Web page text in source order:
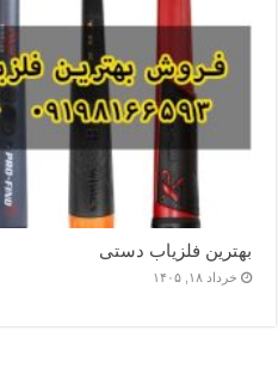
بهترین فلزیاب دستی
خرداد ۱۸, ۱۴۰۵